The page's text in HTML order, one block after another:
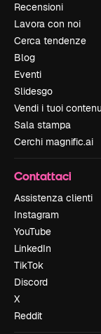
Recensioni
Lavora con noi
Cerca tendenze
Blog
Eventi
Slidesgo
Vendi i tuoi
Sala stampa
Cerchi magnific.ai
Contattaci
Assistenza clienti
Instagram
YouTube
LinkedIn
TikTok
Discord
X
Reddit